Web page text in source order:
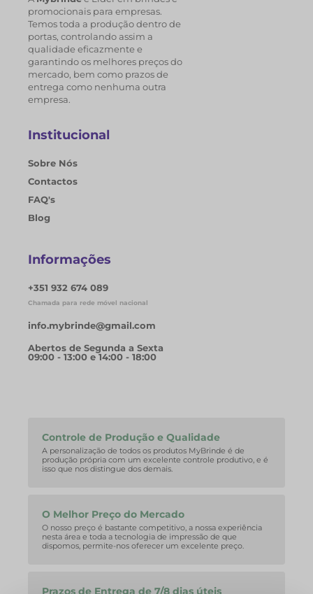
promocionais para empresas.
Temos toda a produção dentro de
portas, controlando assim a
qualidade eficazmente e
garantindo os melhores preços do
mercado, bem como prazos de
entrega como nenhuma outra
empresa.
Institucional
Sobre Nós
Contactos
FAQ's
Blog
Informações
+351 932 674 089
Chamada para rede móvel nacional
info.mybrinde@gmail.com
Abertos de Segunda a Sexta
09:00 - 13:00 e 14:00 - 18:00
Controle de Produção e Qualidade
A personalização de todos os produtos MyBrinde é de
produção própria com um excelente controle produtivo, e é
isso que nos distingue dos demais.
O Melhor Preço do Mercado
O nosso preço é bastante competitivo, a nossa experiência
nesta área e toda a tecnologia de impressão de que
dispomos, permite-nos oferecer um excelente preço.
Prazos de Entrega de 7/8 dias úteis